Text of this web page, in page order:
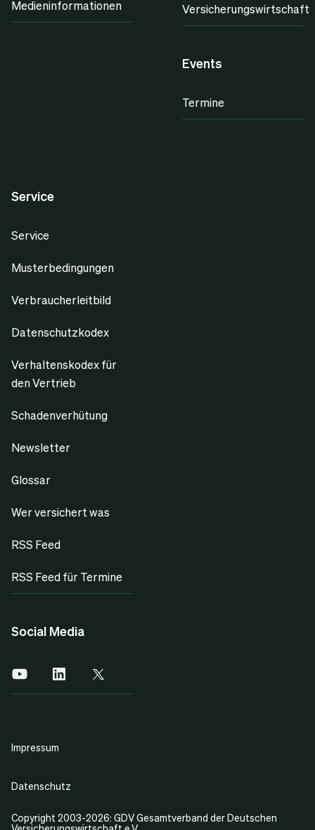
Medieninformationen Versicherungswirtschaft
Events
Termine
Service
Service
Musterbedingungen
Verbraucherleitbild
Datenschutzkodex
Verhaltenskodex für
den Vertrieb
Schadenverhütung
Newsletter
Glossar
Wer versichert was
RSS Feed
RSS Feed für Termine
Social Media
Copyright 2003-2026: GDV Gesamtverband der Deutschen
Impressum
Datenschutz